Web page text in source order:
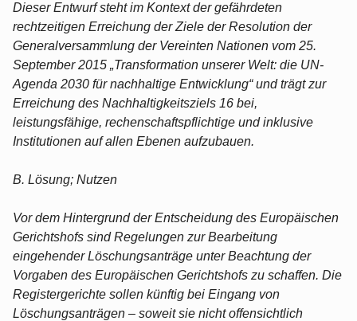
Dieser Entwurf steht im Kontext der gefährdeten
rechtzeitigen Erreichung der Ziele der Resolution der
Generalversammlung der Vereinten Nationen vom 25.
September 2015 „Transformation unserer Welt: die UN-
Agenda 2030 für nachhaltige Entwicklung“ und trägt zur
Erreichung des Nachhaltigkeitsziels 16 bei,
leistungsfähige, rechenschaftspflichtige und inklusive
Institutionen auf allen Ebenen aufzubauen.
B. Lösung; Nutzen
Vor dem Hintergrund der Entscheidung des Europäischen
Gerichtshofs sind Regelungen zur Bearbeitung
eingehender Löschungsanträge unter Beachtung der
Vorgaben des Europäischen Gerichtshofs zu schaffen. Die
Registergerichte sollen künftig bei Eingang von
Löschungsanträgen – soweit sie nicht offensichtlich